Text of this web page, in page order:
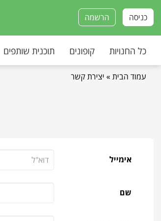
הרשמה כניסה
כל החנויות קופונים תוכנית שותפים
עמוד הבית» יצירת קשר
אימייל
שם